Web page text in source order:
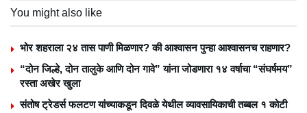
You might also like
भोर शहराला २४ तास पाणी मिळणार? की आश्वासन पुन्हा आश्वासनच राहणार?
“दोन जिल्हे, दोन तालुके आणि दोन गावे” यांना जोडणारा १४ वर्षाचा “संघर्षमय”
रस्ता अखेर खुला
संतोष ट्रेडर्स फलटण यांच्याकडून दिवळे येथील व्यावसायिकाची तब्बल १ कोटी